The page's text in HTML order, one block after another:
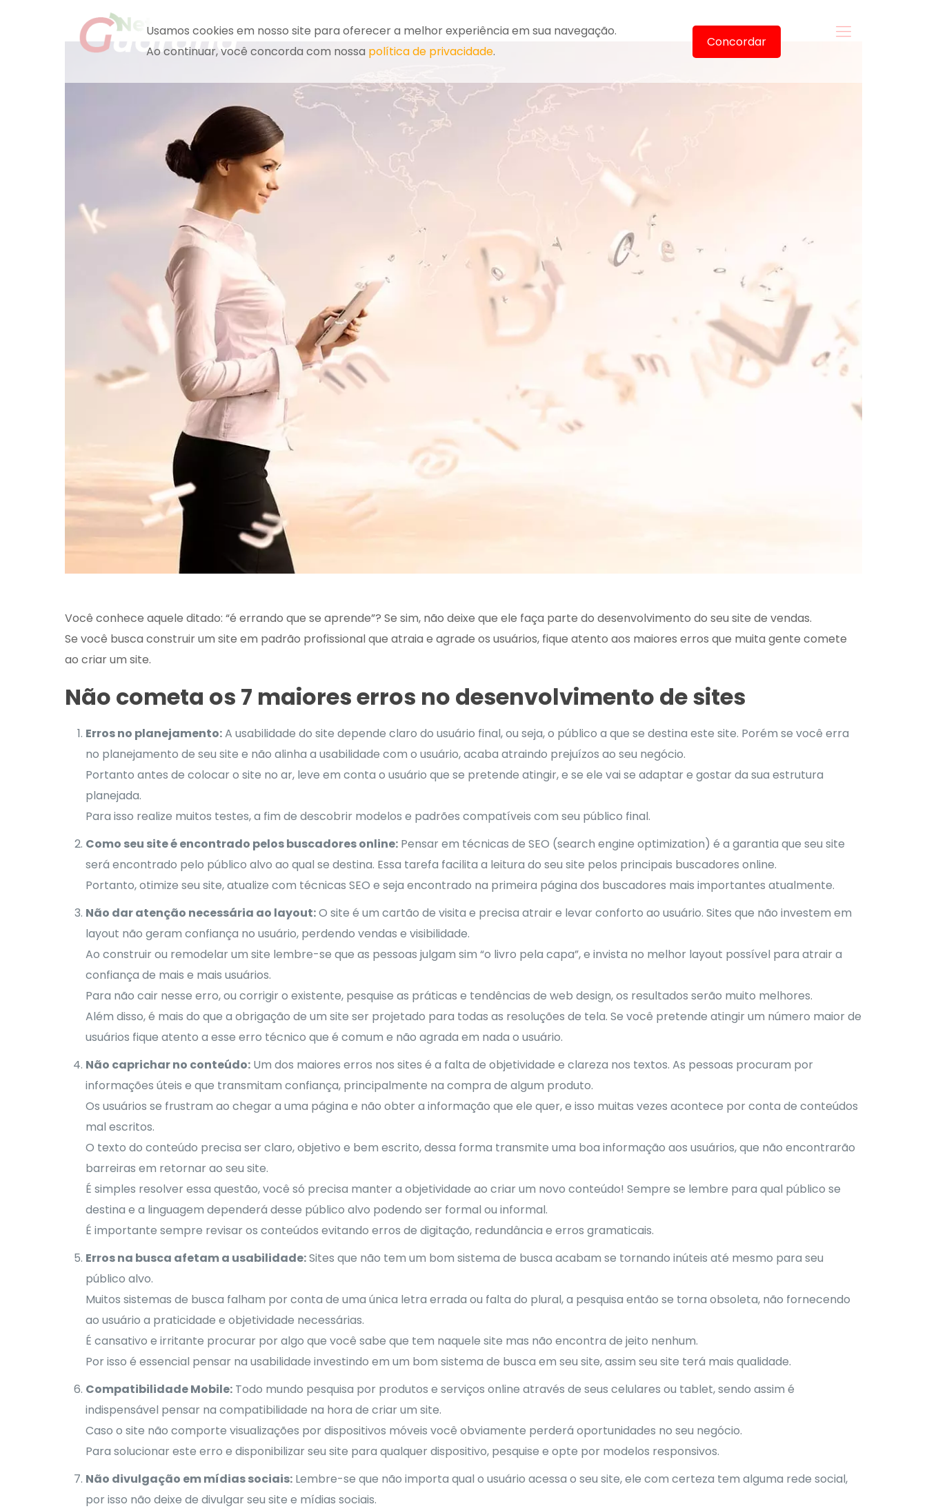
Você conhece aquele ditado: “é errando que se aprende”? Se sim, não deixe que ele faça parte do desenvolvimento do seu site de vendas.
Se você busca construir um site em padrão profissional que atraia e agrade os usuários, fique atento aos maiores erros que muita gente comete
ao criar um site.
Não cometa os 7 maiores erros no desenvolvimento de sites
Erros no planejamento:A usabilidade do site depende claro do usuário final, ou seja, o público a que se destina este site. Porém se você erra
no planejamento de seu site e não alinha a usabilidade com o usuário, acaba atraindo prejuízos ao seu negócio.
Portanto antes de colocar o site no ar, leve em conta o usuário que se pretende atingir, e se ele vai se adaptar e gostar da sua estrutura
planejada.
Para isso realize muitos testes, a fim de descobrir modelos e padrões compatíveis com seu público final.
Como seu site é encontrado pelos buscadores online:Pensar em técnicas de SEO (search engine optimization) é a garantia que seu site
será encontrado pelo público alvo ao qual se destina. Essa tarefa facilita a leitura do seu site pelos principais buscadores online.
Portanto, otimize seu site, atualize com técnicas SEO e seja encontrado na primeira página dos buscadores mais importantes atualmente.
Não dar atenção necessária ao layout:O site é um cartão de visita e precisa atrair e levar conforto ao usuário. Sites que não investem em
layout não geram confiança no usuário, perdendo vendas e visibilidade.
Ao construir ou remodelar um site lembre-se que as pessoas julgam sim “o livro pela capa”, e invista no melhor layout possível para atrair a
confiança de mais e mais usuários.
Para não cair nesse erro, ou corrigir o existente, pesquise as práticas e tendências de web design, os resultados serão muito melhores.
Além disso, é mais do que a obrigação de um site ser projetado para todas as resoluções de tela. Se você pretende atingir um número maior de
usuários fique atento a esse erro técnico que é comum e não agrada em nada o usuário.
Não caprichar no conteúdo:Um dos maiores erros nos sites é a falta de objetividade e clareza nos textos. As pessoas procuram por
informações úteis e que transmitam confiança, principalmente na compra de algum produto.
Os usuários se frustram ao chegar a uma página e não obter a informação que ele quer, e isso muitas vezes acontece por conta de conteúdos
mal escritos.
O texto do conteúdo precisa ser claro, objetivo e bem escrito, dessa forma transmite uma boa informação aos usuários, que não encontrarão
barreiras em retornar ao seu site.
É simples resolver essa questão, você só precisa manter a objetividade ao criar um novo conteúdo! Sempre se lembre para qual público se
destina e a linguagem dependerá desse público alvo podendo ser formal ou informal.
É importante sempre revisar os conteúdos evitando erros de digitação, redundância e erros gramaticais.
Erros na busca afetam a usabilidade:Sites que não tem um bom sistema de busca acabam se tornando inúteis até mesmo para seu
público alvo.
Muitos sistemas de busca falham por conta de uma única letra errada ou falta do plural, a pesquisa então se torna obsoleta, não fornecendo
ao usuário a praticidade e objetividade necessárias.
É cansativo e irritante procurar por algo que você sabe que tem naquele site mas não encontra de jeito nenhum.
Por isso é essencial pensar na usabilidade investindo em um bom sistema de busca em seu site, assim seu site terá mais qualidade.
Compatibilidade Mobile:Todo mundo pesquisa por produtos e serviços online através de seus celulares ou tablet, sendo assim é
indispensável pensar na compatibilidade na hora de criar um site.
Caso o site não comporte visualizações por dispositivos móveis você obviamente perderá oportunidades no seu negócio.
Para solucionar este erro e disponibilizar seu site para qualquer dispositivo, pesquise e opte por modelos responsivos.
Não divulgação em mídias sociais:Lembre-se que não importa qual o usuário acessa o seu site, ele com certeza tem alguma rede social,
por isso não deixe de divulgar seu site e mídias sociais.
Usamos cookies em nosso site para oferecer a melhor experiência em sua navegação.
Ao continuar, você concorda com nossa política de privacidade.
Concordar